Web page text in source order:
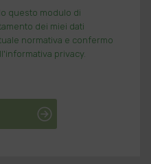
questo modulo di
dei miei dati
normativa e confermo
privacy.